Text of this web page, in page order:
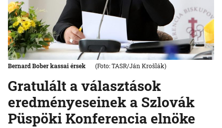
Gratulált a választások
eredményeseinek a Szlovák
Püspöki Konferencia elnöke
Bernard Bober kassai érsek (Foto: TASR/Ján Krošlák)